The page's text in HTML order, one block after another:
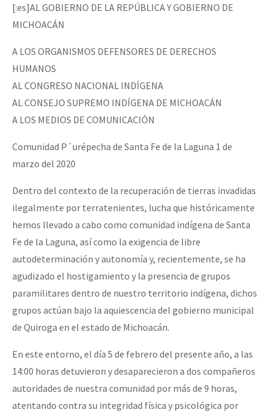
[:es]AL GOBIERNO DE LA REPÚBLICA Y GOBIERNO DE
MICHOACÁN
A LOS ORGANISMOS DEFENSORES DE DERECHOS
HUMANOS
AL CONGRESO NACIONAL INDÍGENA
AL CONSEJO SUPREMO INDÍGENA DE MICHOACÁN
A LOS MEDIOS DE COMUNICACIÓN
Comunidad P´urépecha de Santa Fe de la Laguna 1 de
marzo del 2020
Dentro del contexto de la recuperación de tierras invadidas
ilegalmente por terratenientes, lucha que históricamente
hemos llevado a cabo como comunidad indígena de Santa
Fe de la Laguna, así como la exigencia de libre
autodeterminación y autonomía y, recientemente, se ha
agudizado el hostigamiento y la presencia de grupos
paramilitares dentro de nuestro territorio indígena, dichos
grupos actúan bajo la aquiescencia del gobierno municipal
de Quiroga en el estado de Michoacán.
En este entorno, el día 5 de febrero del presente año, a las
14:00 horas detuvieron y desaparecieron a dos compañeros
autoridades de nuestra comunidad por más de 9 horas,
atentando contra su integridad física y psicológica por